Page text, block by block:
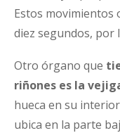
Estos movimientos
diez segundos, por
Otro órgano que
riñones es la
hueca en su
ubica en la parte